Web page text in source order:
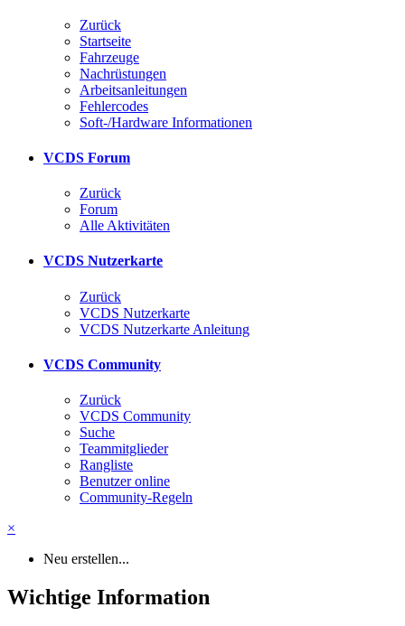
Zurück
Startseite
Fahrzeuge
Nachrüstungen
Arbeitsanleitungen
Fehlercodes
Soft-/Hardware Informationen
VCDS Forum
Zurück
Forum
Alle Aktivitäten
VCDS Nutzerkarte
Zurück
VCDS Nutzerkarte
VCDS Nutzerkarte Anleitung
VCDS Community
Zurück
VCDS Community
Suche
Teammitglieder
Rangliste
Benutzer online
Community-Regeln
×
Neu erstellen...
Wichtige Information